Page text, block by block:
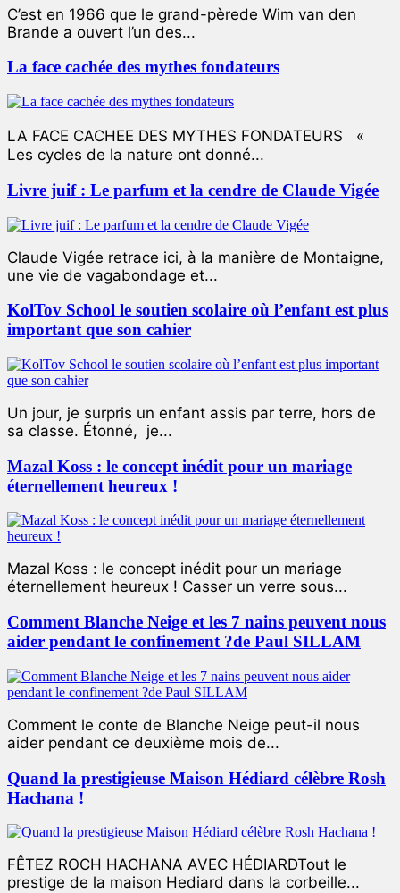
C’est en 1966 que le grand-pèrede Wim van den
Brande a ouvert l’un des...
La face cachée des mythes fondateurs
LA FACE CACHEE DES MYTHES FONDATEURS «
Les cycles de la nature ont donné...
Livre juif : Le parfum et la cendre de Claude Vigée
Claude Vigée retrace ici, à la manière de Montaigne,
une vie de vagabondage et...
KolTov School le soutien scolaire où l’enfant est plus
important que son cahier
Un jour, je surpris un enfant assis par terre, hors de
sa classe. Étonné, je...
Mazal Koss : le concept inédit pour un mariage
éternellement heureux !
Mazal Koss : le concept inédit pour un mariage
éternellement heureux ! Casser un verre sous...
Comment Blanche Neige et les 7 nains peuvent nous
aider pendant le confinement ?de Paul SILLAM
Comment le conte de Blanche Neige peut-il nous
aider pendant ce deuxième mois de...
Quand la prestigieuse Maison Hédiard célèbre Rosh
Hachana !
FÊTEZ ROCH HACHANA AVEC HÉDIARDTout le
prestige de la maison Hediard dans la corbeille...